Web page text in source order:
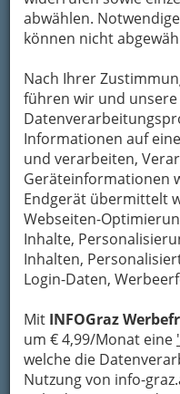
abwählen.
können nicht
Nach Ihrer
führen wir und
Informationen auf
und verarbeiten,
Geräteinformationen
Endgerät übermittelt
Webseiten-
Inhalte,
Inhalten,
Login-Daten,
Mit INFOGraz
um € 4,99/Monat eine
welche die
Nutzung von info-
Ziehrerstraße 68
+43 316 429 944
+43 316 429 944-
Neugierig?
Die "CTC" hat sich
ALLE Automarken
Bereichen der
Karosseriebau
Namen gemacht.
Mitarbeiter und
das Vertrauen vieler